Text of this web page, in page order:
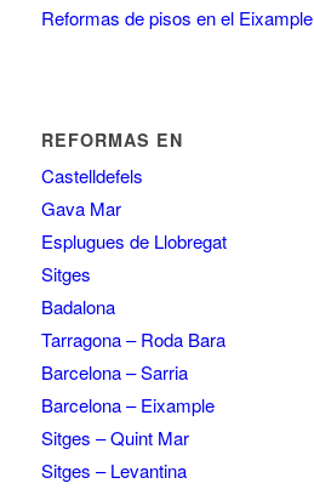
Reformas de pisos en el Eixample
REFORMAS EN
Castelldefels
Gava Mar
Esplugues de Llobregat
Sitges
Badalona
Tarragona – Roda Bara
Barcelona – Sarria
Barcelona – Eixample
Sitges – Quint Mar
Sitges – Levantina